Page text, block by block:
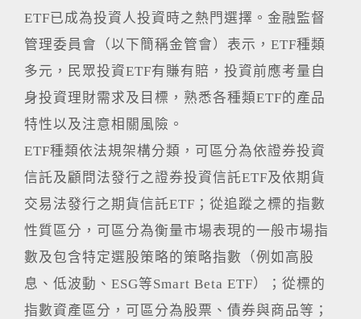
ETF已成為投資人投資時之熱門選擇。金融監督
管理委員會（以下簡稱金管會）表示，ETF種類
多元，民眾投資ETF有賺有賠，投資前應考量自
身投資理財需求及目標，熟悉各種類ETF的產品
特性以及注意相關風險。
ETF種類依法規架構分類，可區分為依證券投資
信託及顧問法發行之證券投資信託ETF及依期貨
交易法發行之期貨信託ETF；從追蹤之標的指數
性質區分，可區分為衡量市場表現的一般市場指
數及包含特定選股策略的策略指數（例如高股
息、低波動、ESG等Smart Beta ETF）；從標的
指數資產區分，可區分為股票、債券與商品等；